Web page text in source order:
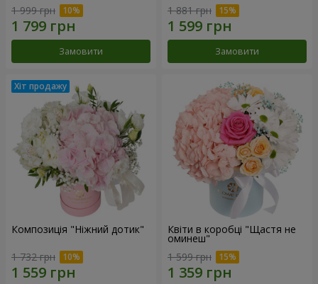
1 999 грн
Замовити
1 881 грн
Замовити
Композиція "Ніжний дотик"
1 732 грн
Квіти в коробці "Щастя не
оминеш"
1 599 грн